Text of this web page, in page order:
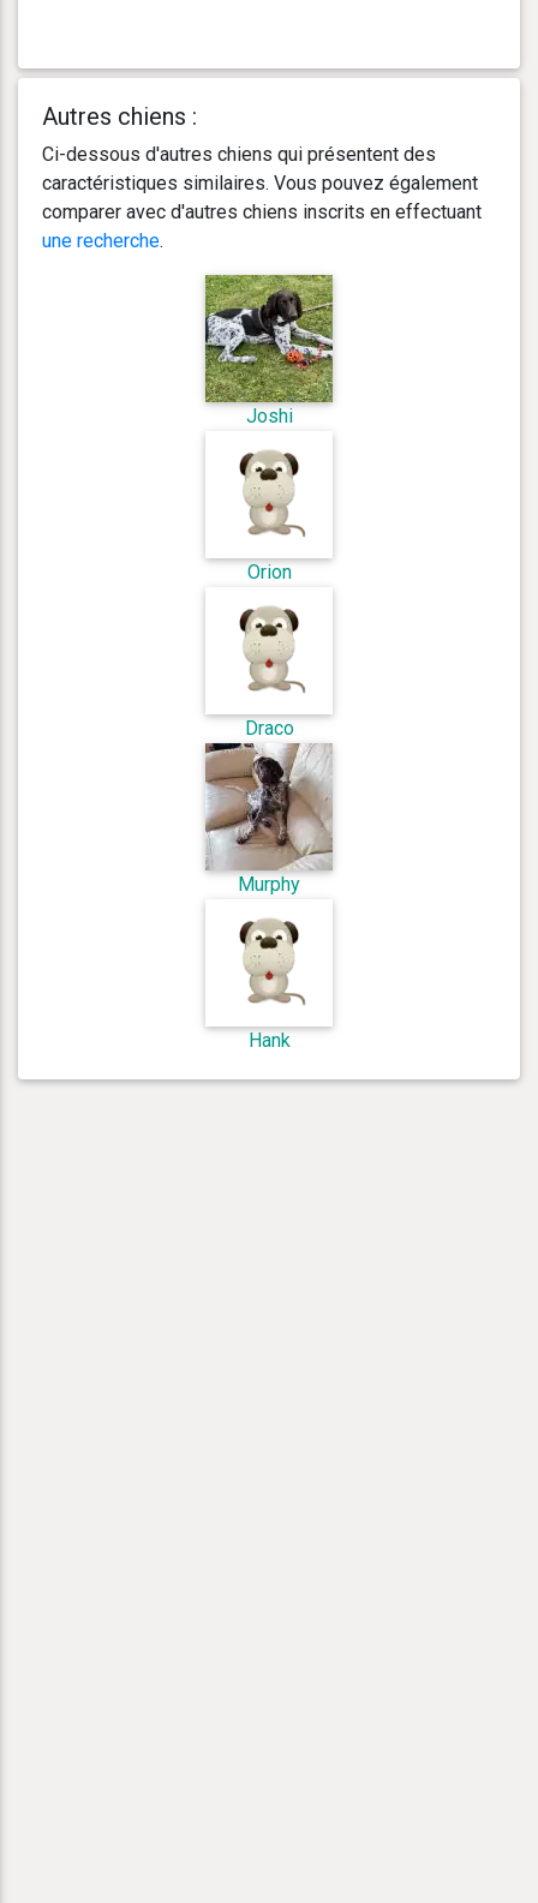
Autres chiens :
Ci-dessous d'autres chiens qui présentent des
caractéristiques similaires. Vous pouvez également
comparer avec d'autres chiens inscrits en effectuant
une recherche.
Joshi
Orion
Draco
Murphy
Hank